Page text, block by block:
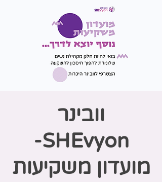
וובינר
SHEvyon-
מועדון משקיעות